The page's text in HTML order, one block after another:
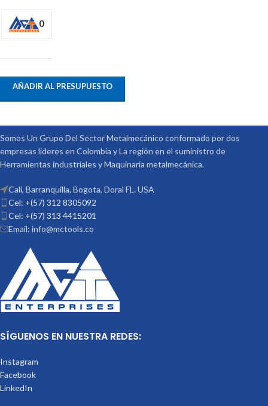
0
AÑADIR AL PRESUPUESTO
Somos Un Grupo Del Sector Metalmecánico conformado por dos
empresas lideres en Colombia y La región en el suministro de
Herramientas industriales y Maquinaria metalmecánica.
Cali, Barranquilla, Bogota, Doral FL. USA
Cel: +(57) 312 8305092
Cel: +(57) 313 4415201
Email: info@mctools.co
SÍGUENOS EN NUESTRA REDES:
Instagram
Facebook
LinkedIn